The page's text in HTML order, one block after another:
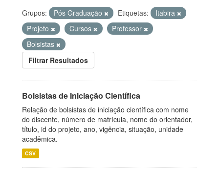
Grupos: Pós Graduação Etiquetas:
Itabira
Projeto
Cursos
Professor
Bolsistas
Filtrar Resultados
Bolsistas de Iniciação Científica
Relação de bolsistas de iniciação científica com nome
do discente, número de matrícula, nome do orientador,
título, id do projeto, ano, vigência, situação, unidade
acadêmica.
CSV